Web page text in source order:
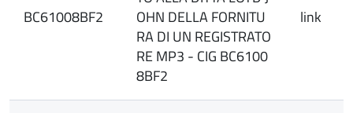
BC61008BF2
OHN DELLA FORNITU
RA DI UN REGISTRATO
RE MP3 - CIG BC6100
8BF2
link